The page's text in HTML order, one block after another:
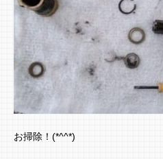
お掃除！(*^^*)